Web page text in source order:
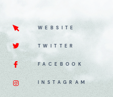
WEBSITE
TWITTER
FACEBOOK
INSTAGRAM